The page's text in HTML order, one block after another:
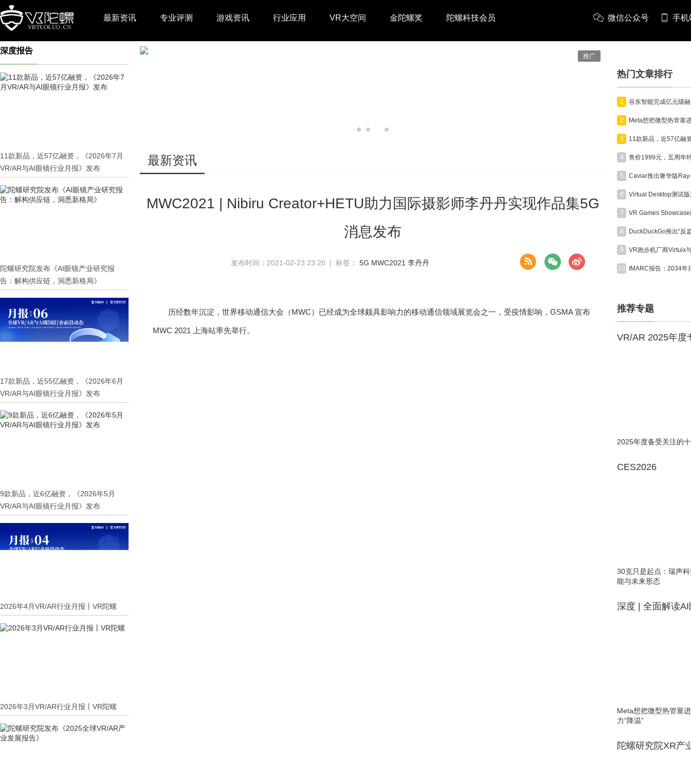
最新资讯 专业评测 游戏资讯 行业应用 VR大空间 金陀螺奖 陀螺科技会员 微信公众号 手机
深度报告
11款新品，近57亿融资，《2026年7月
VR/AR与AI眼镜行业月报》发布
陀螺研究院发布《AI眼镜产业研究报
告：解构供应链，洞悉新格局》
17款新品，近55亿融资，《2026年6月
VR/AR与AI眼镜行业月报》发布
9款新品，近6亿融资，《2026年5月
VR/AR与AI眼镜行业月报》发布
2026年4月VR/AR行业月报丨VR陀螺
2026年3月VR/AR行业月报丨VR陀螺
推广
最新资讯
MWC2021 | Nibiru Creator+HETU助力国际摄影师李丹丹实现作品集5G
消息发布
发布时间：2021-02-23 23:20 | 标签： 5G MWC2021 李丹丹
历经数年沉淀，世界移动通信大会（MWC）已经成为全球颇具影响力的移动通信领域展览会之一，受疫情影响，GSMA 宣布
MWC 2021 上海站率先举行。
热门文章排行
1
2
3
4
5
6
7
8
9
10
推荐专题
VR/AR 2025年度
2025年度备受关注的
CES2026
30克只是起点：瑞声
能与未来形态
深度 | 全面解读AI
Meta想把微型热管塞
力“降温”
陀螺研究院XR产